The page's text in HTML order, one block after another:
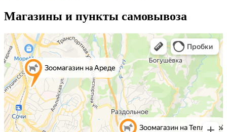
Магазины и пункты самовывоза